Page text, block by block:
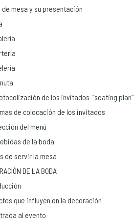
de mesa y su presentación
de los invitados-“seating plan”
de colocación de los invitados
del menú
de la boda
de servir la mesa
DE LA BODA
que influyen en la decoración
al evento